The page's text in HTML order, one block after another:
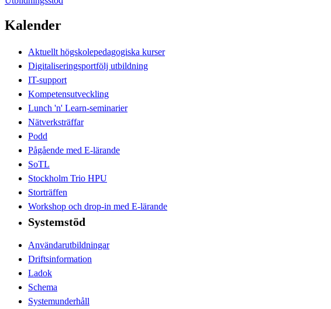
Kalender
Aktuellt högskolepedagogiska kurser
Digitaliseringsportfölj utbildning
IT-support
Kompetensutveckling
Lunch 'n' Learn-seminarier
Nätverksträffar
Podd
Pågående med E-lärande
SoTL
Stockholm Trio HPU
Storträffen
Workshop och drop-in med E-lärande
Systemstöd
Användarutbildningar
Driftsinformation
Ladok
Schema
Systemunderhåll